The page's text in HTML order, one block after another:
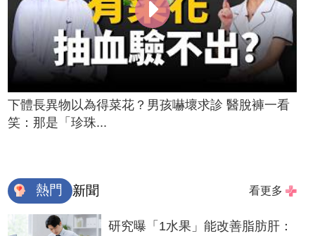
下體長異物以為得菜花？男孩嚇壞求診 醫脫褲一看
笑：那是「珍珠...
熱門 新聞 看更多
研究曝「1水果」能改善脂肪肝：